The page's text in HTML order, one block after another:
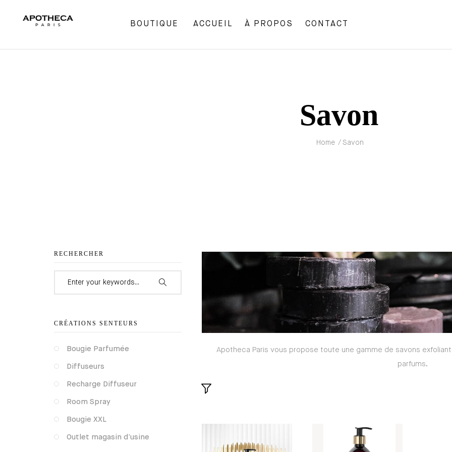
BOUTIQUE ACCUEIL À PROPOS CONTACT
Savon
Home / Savon
Apotheca Paris vous propose toute une gamme de savons
parfums.
RECHERCHER
CRÉATIONS SENTEURS
Bougie Parfumée
Diffuseurs
Recharge Diffuseur
Room Spray
Bougie XXL
Outlet magasin d’usine